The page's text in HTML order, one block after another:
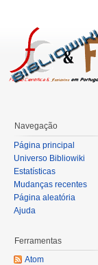
Navegação
Página principal
Universo Bibliowiki
Estatísticas
Mudanças recentes
Página aleatória
Ajuda
Ferramentas
Atom